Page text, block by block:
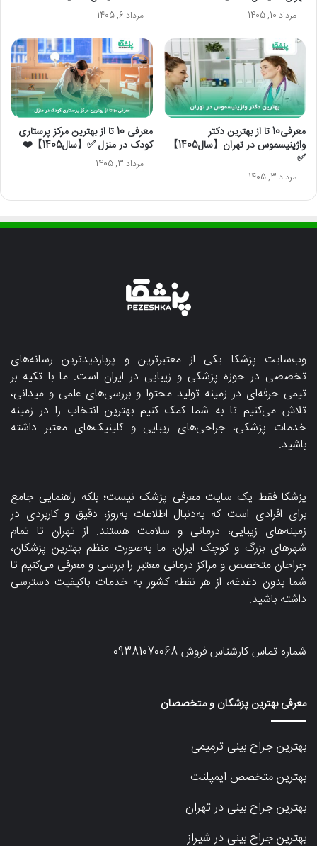
مرداد 10, 1405 مرداد 6, 1405
معرفی10 تا از بهترین دکتر
واژینیسموس در تهران【سال1405】
✅
مرداد 3, 1405
معرفی 10 تا از بهترین مرکز پرستاری
کودک در منزل ✅【سال1405】❤️
مرداد 3, 1405
وب‌سایت پزشکا یکی از معتبرترین و پربازدیدترین رسانه‌های
تخصصی در حوزه پزشکی و زیبایی در ایران است. ما با تکیه بر
تیمی حرفه‌ای در زمینه تولید محتوا و بررسی‌های علمی و میدانی،
تلاش می‌کنیم تا به شما کمک کنیم بهترین انتخاب را در زمینه
خدمات پزشکی، جراحی‌های زیبایی و کلینیک‌های معتبر داشته
باشید.
پزشکا فقط یک سایت معرفی پزشک نیست؛ بلکه راهنمایی جامع
برای افرادی است که به‌دنبال اطلاعات به‌روز، دقیق و کاربردی در
زمینه‌های زیبایی، درمانی و سلامت هستند. از تهران تا تمام
شهرهای بزرگ و کوچک ایران، ما به‌صورت منظم بهترین پزشکان،
جراحان متخصص و مراکز درمانی معتبر را بررسی و معرفی می‌کنیم تا
شما بدون دغدغه، از هر نقطه کشور به خدمات باکیفیت دسترسی
داشته باشید.
شماره تماس کارشناس فروش09381070068
معرفی بهترین پزشکان و متخصصان
بهترین جراح بینی ترمیمی
بهترین متخصص ایمپلنت
بهترین جراح بینی در تهران
بهترین جراح بینی در شیراز